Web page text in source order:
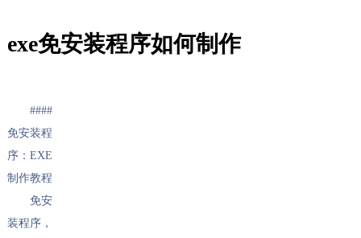
exe免安装程序如何制作
####
免安装程
序：EXE
制作教程
免安
装程序，